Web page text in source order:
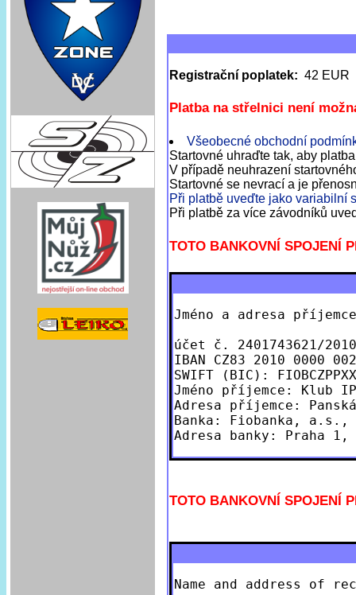
Registrační poplatek: 42
Platba na střelnici není
Všeobecné obchodní
Startovné uhraďte tak, aby
V případě neuhrazení
Startovné se nevrací a je
Při platbě uveďte jako variabilní
Při platbě za více závodníků
TOTO BANKOVNÍ SPOJENÍ
Jméno a adresa
účet č. 2401743621/2010
IBAN CZ83 2010 0000
SWIFT (BIC):
Jméno příjemce: Klub
Adresa příjemce:
Banka: Fiobanka, a.s.,
TOTO BANKOVNÍ SPOJENÍ
Name and address of